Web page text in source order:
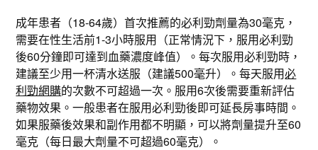
成年患者（18-64歲）首次推薦的必利勁劑量為30毫克，
需要在性生活前1-3小時服用（正常情況下，服用必利勁
後60分鐘即可達到血藥濃度峰值）。每次服用必利勁時，
建議至少用一杯清水送服（建議500毫升）。每天服用必
利勁網購的次數不可超過一次。服用6次後需要重新評估
藥物效果。一般患者在服用必利勁後即可延長房事時間。
如果服藥後效果和副作用都不明顯，可以將劑量提升至60
毫克（每日最大劑量不可超過60毫克）。